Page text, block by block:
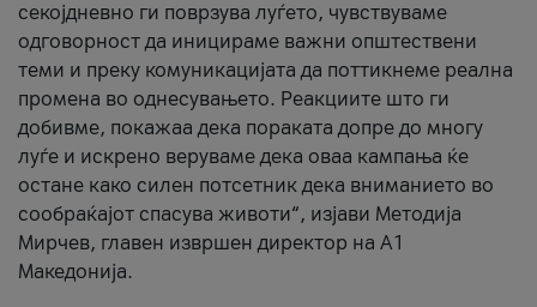
секојдневно ги поврзува луѓето, чувствуваме
одговорност да иницираме важни општествени
теми и преку комуникацијата да поттикнеме реална
промена во однесувањето. Реакциите што ги
добивме, покажаа дека пораката допре до многу
луѓе и искрено веруваме дека оваа кампања ќе
остане како силен потсетник дека вниманието во
сообраќајот спасува животи“, изјави Методија
Мирчев, главен извршен директор на А1
Македонија.